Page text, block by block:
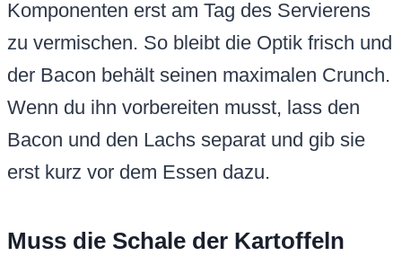
Komponenten erst am Tag des Servierens
zu vermischen. So bleibt die Optik frisch und
der Bacon behält seinen maximalen Crunch.
Wenn du ihn vorbereiten musst, lass den
Bacon und den Lachs separat und gib sie
erst kurz vor dem Essen dazu.
Muss die Schale der Kartoffeln